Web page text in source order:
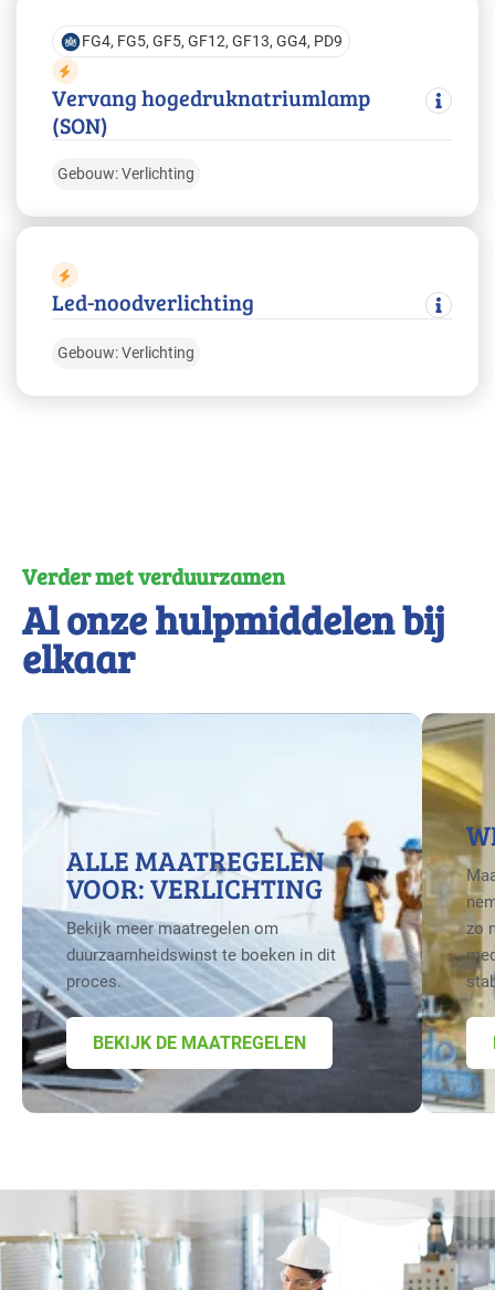
Vervang hogedruknatriumlamp
(SON)
Gebouw: Verlichting
FG4, FG5, GF5, GF12, GF13, GG4, PD9
Led-noodverlichting
Gebouw: Verlichting
Verder met verduurzamen
Al onze hulpmiddelen bij
elkaar
ALLE MAATREGELEN
VOOR: VERLICHTING
Bekijk meer maatregelen om
duurzaamheidswinst te boeken in dit
proces.
BEKIJK DE MAATREGELEN
zo